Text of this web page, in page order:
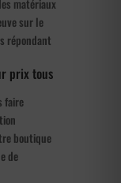
matériaux
sur le
répondant
prix tous
faire
boutique
de